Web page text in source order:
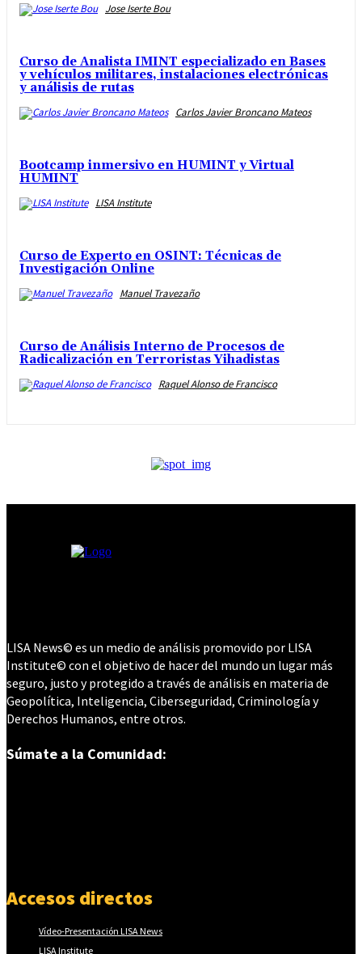
Jose Iserte Bou
Curso de Analista IMINT especializado en Bases
y vehículos militares, instalaciones electrónicas
y análisis de rutas
Carlos Javier Broncano Mateos
Bootcamp inmersivo en HUMINT y Virtual
HUMINT
LISA Institute
Curso de Experto en OSINT: Técnicas de
Investigación Online
Manuel Travezaño
Curso de Análisis Interno de Procesos de
Radicalización en Terroristas Yihadistas
Raquel Alonso de Francisco
LISA News© es un medio de análisis promovido por LISA
Institute© con el objetivo de hacer del mundo un lugar más
seguro, justo y protegido a través de análisis en materia de
Geopolítica, Inteligencia, Ciberseguridad, Criminología y
Derechos Humanos, entre otros.
Súmate a la Comunidad:
Accesos directos
Vídeo-Presentación LISA News
LISA Institute